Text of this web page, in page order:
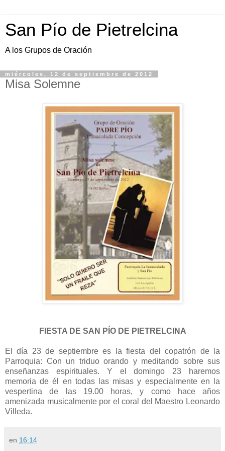
San Pío de Pietrelcina
A los Grupos de Oración
miércoles, 12 de septiembre de 2012
Misa Solemne
FIESTA DE SAN PÍO DE PIETRELCINA
El día 23 de septiembre es la fiesta del copatrón de la
Parroquia: Con un triduo orando y meditando sobre sus
enseñanzas espirituales. Y el domingo 23 haremos
memoria de él en todas las misas y especialmente en la
vespertina de las 19.00 horas, y como hace años
amenizada musicalmente por el coral del Maestro Leonardo
Villeda.
en 16:14